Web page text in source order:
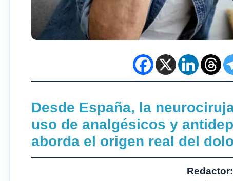
Desde España, la
uso de analgésicos y
aborda el origen real del